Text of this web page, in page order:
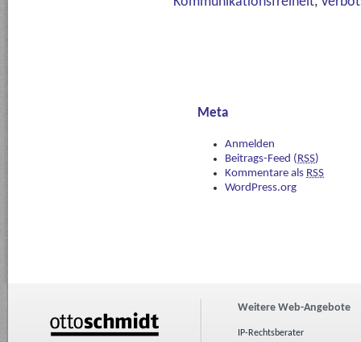
Meta
Anmelden
Beitrags-Feed (RSS)
Kommentare als RSS
WordPress.org
Weitere Web-Angebote
IP-Rechtsberater